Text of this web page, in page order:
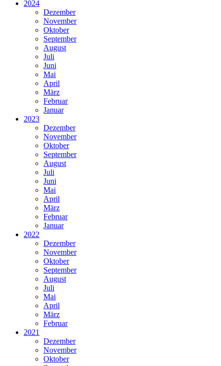
2024
Dezember
November
Oktober
September
August
Juli
Juni
Mai
April
März
Februar
Januar
2023
Dezember
November
Oktober
September
August
Juli
Juni
Mai
April
März
Februar
Januar
2022
Dezember
November
Oktober
September
August
Juli
Mai
April
März
Februar
2021
Dezember
November
Oktober